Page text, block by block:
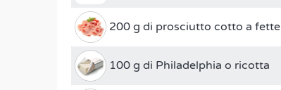
200 g di prosciutto cotto a fette
100 g di Philadelphia o ricotta